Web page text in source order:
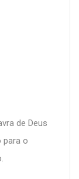
de Deus
para o